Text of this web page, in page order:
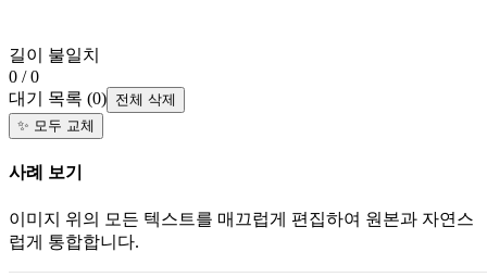
길이 불일치
0 / 0
대기 목록 (0) 전체 삭제
✨ 모두 교체
사례 보기
이미지 위의 모든 텍스트를 매끄럽게 편집하여 원본과 자연스
럽게 통합합니다.